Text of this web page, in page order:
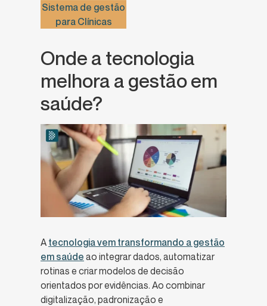
Sistema de gestão
para Clínicas
Onde a tecnologia
melhora a gestão em
saúde?
A tecnologia vem transformando a gestão
em saúde ao integrar dados, automatizar
rotinas e criar modelos de decisão
orientados por evidências. Ao combinar
digitalização, padronização e